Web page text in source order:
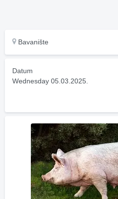
Bavanište
Datum
Wednesday 05.03.2025.